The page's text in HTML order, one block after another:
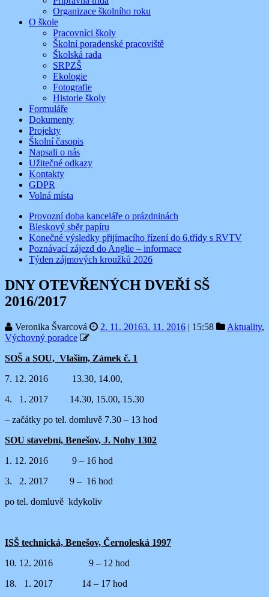
Organizace školního roku
O škole
Pracovníci školy
Školní poradenské pracoviště
Školská rada
SRPZŠ
Ekologie
Fotografie
Historie školy
Formuláře
Dokumenty
Projekty
Školní časopis
Napsali o nás
Užitečné odkazy
Kontakty
GDPR
Volná místa
Provozní doba kanceláře o prázdninách
Bleskový sběr papíru
Konečné výsledky přijímacího řízení do 6.třídy s RVTV
Poznávací zájezd do Anglie – informace
Týden zájmových kroužků 2026
DNY OTEVŘENÝCH DVEŘÍ SŠ
2016/2017
Veronika Švarcová 2. 11. 20163. 11. 2016 | 15:58 Aktuality,
Výchovný poradce
SOŠ a SOU, Vlašim, Zámek č. 1
7. 12. 2016 13.30, 14.00,
4. 1. 2017 14.30, 15.00, 15.30
– začátky po tel. domluvě 7.30 – 13 hod
SOU stavební, Benešov, J. Nohy 1302
1. 12. 2016 9 – 16 hod
3. 2. 2017 9 – 16 hod
po tel. domluvě kdykoliv
ISŠ technická, Benešov, Černoleská 1997
10. 12. 2016 9 – 12 hod
18. 1. 2017 14 – 17 hod